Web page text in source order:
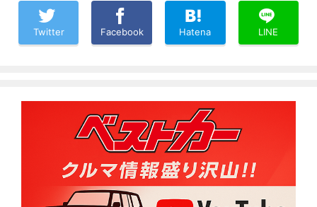
Twitter Facebook Hatena LINE